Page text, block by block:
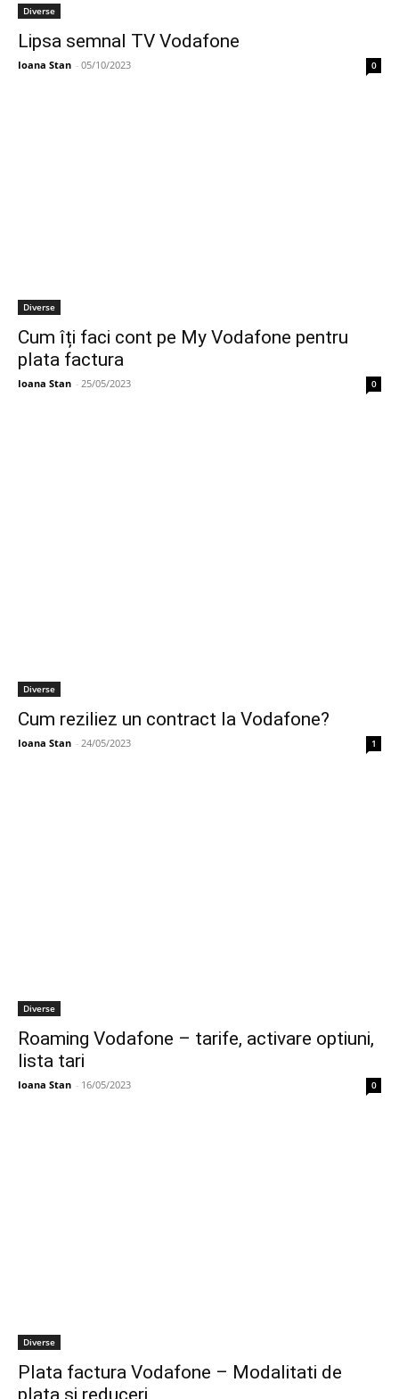
Diverse
Lipsa semnal TV Vodafone
Ioana Stan - 05/10/2023 0
Diverse
Cum îți faci cont pe My Vodafone pentru
plata factura
Ioana Stan - 25/05/2023 0
Diverse
Cum reziliez un contract la Vodafone?
Ioana Stan - 24/05/2023 1
Diverse
Roaming Vodafone – tarife, activare optiuni,
lista tari
Ioana Stan - 16/05/2023 0
Diverse
Plata factura Vodafone – Modalitati de